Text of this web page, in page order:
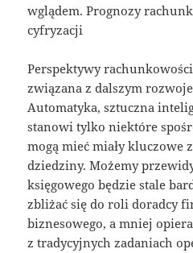
wglądem. Prognozy
cyfryzacji
Perspektywy
związana z dalszym
Automatyka, sztuczna
stanowi tylko niektóre
mogą mieć miały kluczowe
dziedziny. Możemy
księgowego będzie stale
zbliżać się do roli doradcy
biznesowego, a mniej
z tradycyjnych zadaniach